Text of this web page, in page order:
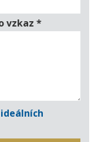
vzkaz *